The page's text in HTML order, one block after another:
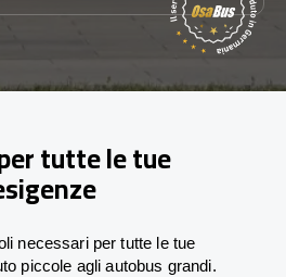
tutte le tue
necessari per tutte le tue
piccole agli autobus grandi.